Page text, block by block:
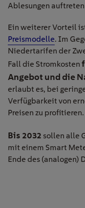
Ablesungen
Ein weiterer Vorteil
Preismodelle. Im
Niedertarifen der
Fall die Stromkosten
Angebot und die
erlaubt es, bei
Verfügbarkeit von
Preisen zu profitieren.
Bis 2032 sollen alle
mit einem Smart
Ende des